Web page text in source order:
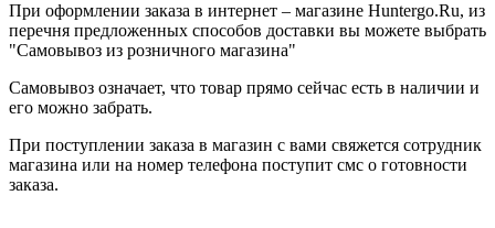
При оформлении заказа в интернет – магазине Huntergo.Ru, из
перечня предложенных способов доставки вы можете выбрать
"Самовывоз из розничного магазина"
Самовывоз означает, что товар прямо сейчас есть в наличии и
его можно забрать.
При поступлении заказа в магазин с вами свяжется сотрудник
магазина или на номер телефона поступит смс о готовности
заказа.